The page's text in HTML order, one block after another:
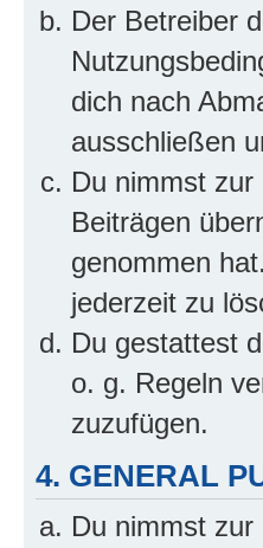
Der Betreiber
dich nach
ausschließen
Du nimmst
Beiträgen
genommen
jederzeit zu
Du gestattest
o. g. Regeln
zuzufügen.
4. GENERAL
Du nimmst